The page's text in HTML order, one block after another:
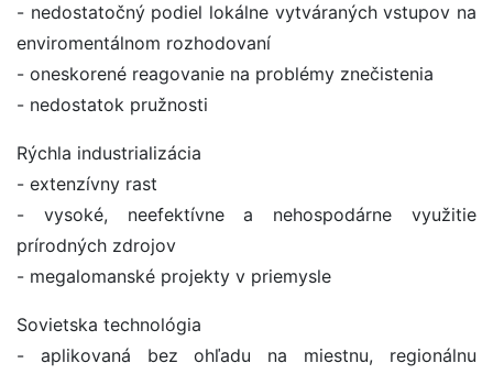
- nedostatočný podiel lokálne vytváraných vstupov na
enviromentálnom rozhodovaní
- oneskorené reagovanie na problémy znečistenia
- nedostatok pružnosti
Rýchla industrializácia
- extenzívny rast
- vysoké, neefektívne a nehospodárne využitie
prírodných zdrojov
- megalomanské projekty v priemysle
Sovietska technológia
- aplikovaná bez ohľadu na miestnu, regionálnu